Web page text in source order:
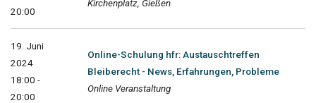
20:00
Kirchenplatz, Gießen
19. Juni
2024
18:00 -
20:00
Online-Schulung hfr: Austauschtreffen
Bleiberecht - News, Erfahrungen, Probleme
Online Veranstaltung